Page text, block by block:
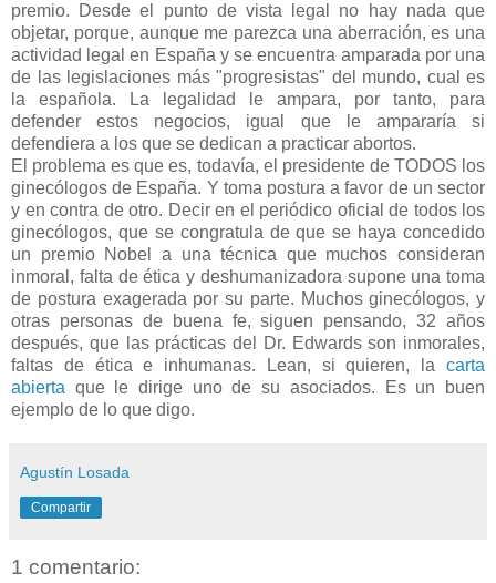
premio. Desde el punto de vista legal no hay nada que
objetar, porque, aunque me parezca una aberración, es una
actividad legal en España y se encuentra amparada por una
de las legislaciones más "progresistas" del mundo, cual es
la española. La legalidad le ampara, por tanto, para
defender estos negocios, igual que le ampararía si
defendiera a los que se dedican a practicar abortos.
El problema es que es, todavía, el presidente de TODOS los
ginecólogos de España. Y toma postura a favor de un sector
y en contra de otro. Decir en el periódico oficial de todos los
ginecólogos, que se congratula de que se haya concedido
un premio Nobel a una técnica que muchos consideran
inmoral, falta de ética y deshumanizadora supone una toma
de postura exagerada por su parte. Muchos ginecólogos, y
otras personas de buena fe, siguen pensando, 32 años
después, que las prácticas del Dr. Edwards son inmorales,
faltas de ética e inhumanas. Lean, si quieren, la carta
abierta que le dirige uno de su asociados. Es un buen
ejemplo de lo que digo.
Agustín Losada
Compartir
1 comentario: